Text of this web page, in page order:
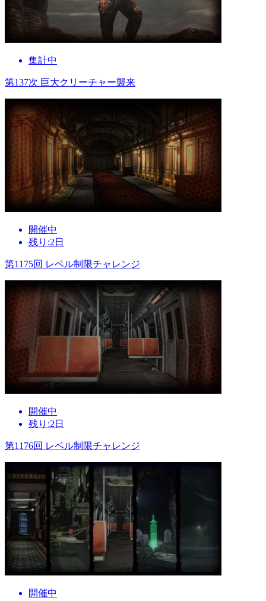
集計中
第137次 巨大クリーチャー襲来
開催中
残り:2日
第1175回 レベル制限チャレンジ
開催中
残り:2日
第1176回 レベル制限チャレンジ
開催中